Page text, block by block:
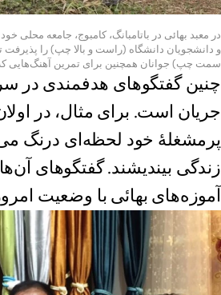
در معبد بهائی در باتامبانگ، کامبوج، جامعه محلی
و دانشجویان دانشگاه (راست و بالا چپ) را پذیرفت
سمت چپ) جوانان همچنین برای تمرین آهنگ‌هایی که
چنین گفتگوهای هدفمندی در
جریان است. برای مثال، در
پرمشغلهٔ خود لحظه‌ای درنگ
زندگی بیندیشند. گفتگو‌های
آموزه‌های بهائی با وضعیت